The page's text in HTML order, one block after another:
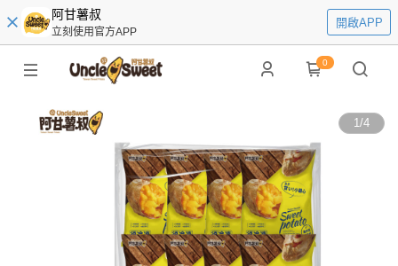
阿甘薯叔
立刻使用官方APP
開啟APP
0
1/4